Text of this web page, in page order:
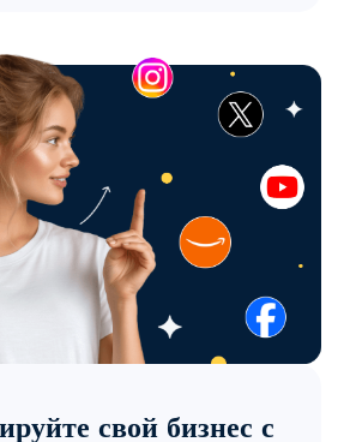
свой бизнес с